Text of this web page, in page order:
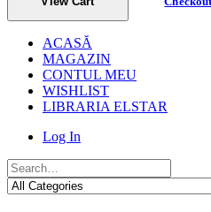
ACASĂ
MAGAZIN
CONTUL MEU
WISHLIST
LIBRARIA ELSTAR
Log In